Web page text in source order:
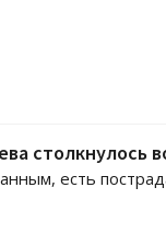
столкнулось
есть